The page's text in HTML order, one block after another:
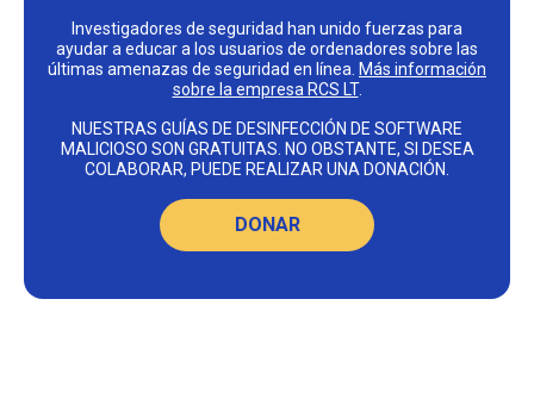
Investigadores de seguridad han unido fuerzas para
ayudar a educar a los usuarios de ordenadores sobre las
últimas amenazas de seguridad en línea. Más información
sobre la empresa RCS LT.
NUESTRAS GUÍAS DE DESINFECCIÓN DE SOFTWARE
MALICIOSO SON GRATUITAS. NO OBSTANTE, SI DESEA
COLABORAR, PUEDE REALIZAR UNA DONACIÓN.
DONAR